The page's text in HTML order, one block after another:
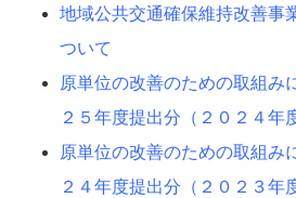
地域公共交通確保維持改善事
ついて
原単位の改善のための取組
２５年度提出分（２０２４年
原単位の改善のための取組
２４年度提出分（２０２３年